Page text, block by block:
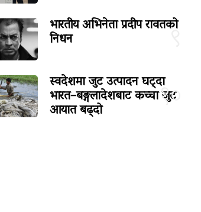
९
भारतीय अभिनेता प्रदीप रावतको
निधन
१०
स्वदेशमा जुट उत्पादन घट्दा
भारत–बङ्गलादेशबाट कच्चा जुट
आयात बढ्दो